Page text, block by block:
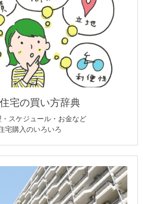
宅の買い方辞典
スケジュール・お金など
宅購入のいろいろ